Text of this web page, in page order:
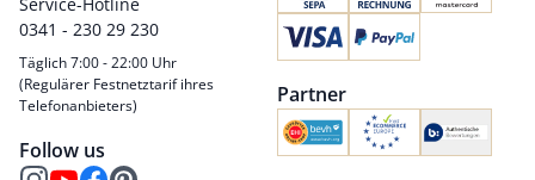
0341 - 230 29 230
Täglich 7:00 - 22:00 Uhr
(Regulärer Festnetztarif ihres
Telefonanbieters)
Follow us
Partner